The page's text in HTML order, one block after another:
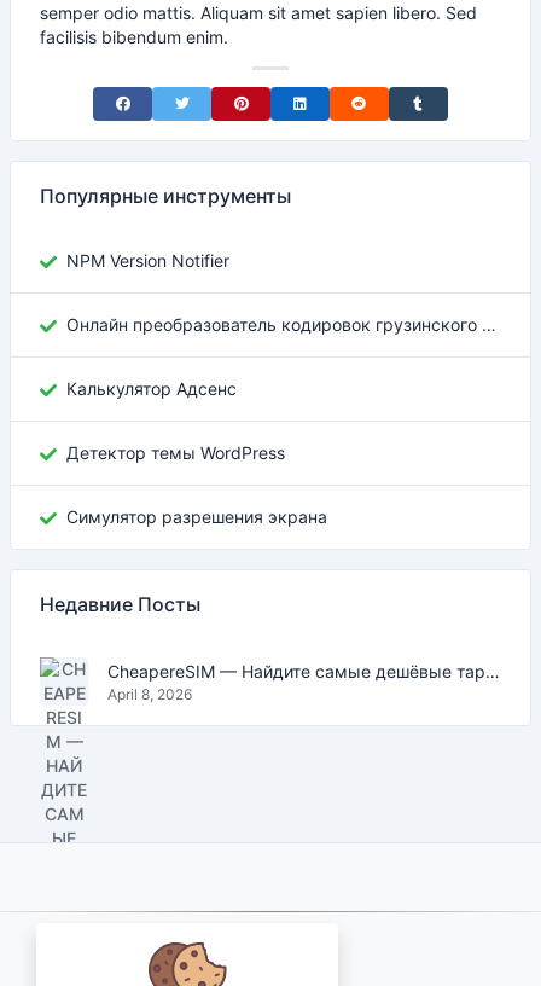
semper odio mattis. Aliquam sit amet sapien libero. Sed
facilisis bibendum enim.
Share on Facebook
Share on TwitterShare on Pinterest
Share on LinkedIn
Share on RedditShare on Tumblr
Популярные инструменты
NPM Version Notifier
Онлайн преобразователь кодировок грузинского текста
Калькулятор Адсенс
Детектор темы WordPress
Симулятор разрешения экрана
Недавние Посты
CheapereSIM — Найдите самые дешёвые тарифы eSIM для путешествий в 2026
April 8, 2026